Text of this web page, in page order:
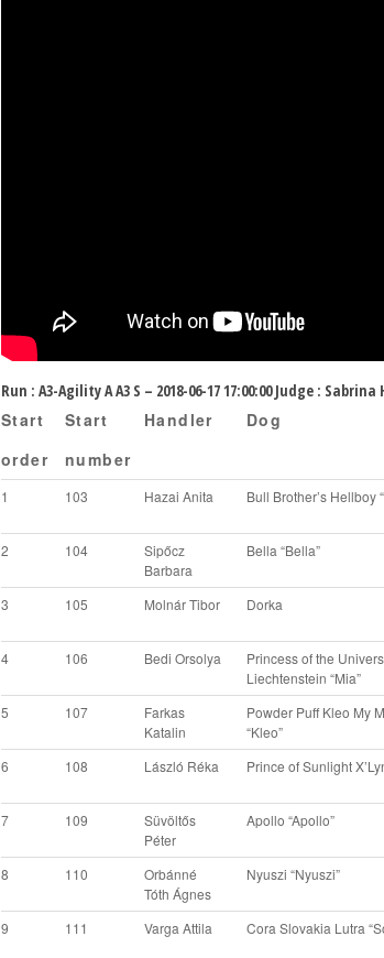
Run : A3-Agility A A3 S – 2018-06-17 17:00:00 Judge : Sabrina
Start
order
Start
number
Handler Dog
1 103 Hazai Anita Bull Brother’s Hellboy
2
104
Sipőcz
Barbara
Bella “Bella”
3
105 Molnár Tibor Dorka
4
106 Bedi Orsolya
Princess of the
Liechtenstein “Mia”
5
107
Farkas
Katalin
Powder Puff Kleo My
“Kleo”
6
108 László Réka Prince of Sunlight
7
109
Süvöltős
Péter
Apollo “Apollo”
8
110
Orbánné
Tóth Ágnes
Nyuszi “Nyuszi”
9
111 Varga Attila Cora Slovakia Lutra